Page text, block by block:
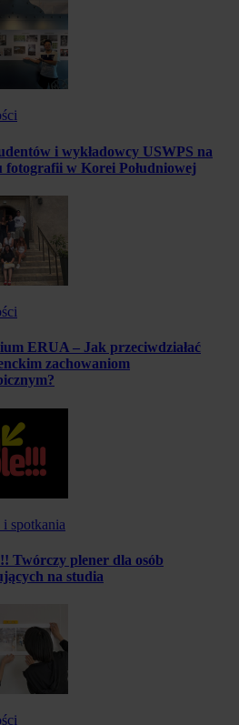
i wykładowcy USWPS na
fotografii w Korei Południowej
ERUA – Jak przeciwdziałać
zachowaniom
i spotkania
Twórczy plener dla osób
na studia